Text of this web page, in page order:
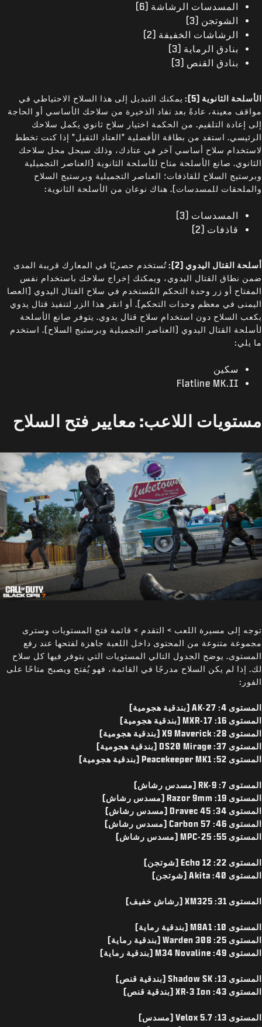
المسدسات الرشاشة (6)
الشوتجن (3)
الرشاشات الخفيفة (2)
بنادق الرماية (3)
بنادق القنص (3)
الأسلحة الثانوية (5):
يمكنك التبديل إلى هذا السلاح الاحتياطي في
مواقف معينة، عادةً بعد نفاد الذخيرة من سلاحك الأساسي أو الحاجة
إلى إعادة التلقيم. من الحكمة اختيار سلاح ثانوي يكمل سلاحك
الرئيسي. استفد من بطاقة الأفضلية "العتاد الثقيل" إذا كنت تخطط
لاستخدام سلاح أساسي آخر في عتادك، وذلك سيحل محل سلاحك
الثانوي. صانع الأسلحة متاح للأسلحة الثانوية (العناصر التجميلية
وبرستيج السلاح للقاذفات؛ العناصر التجميلية وبرستيج السلاح
والملحقات للمسدسات). هناك نوعان من الأسلحة الثانوية:
المسدسات (3)
قاذفات (2)
أسلحة القتال اليدوي (2):
تُستخدم حصريًا في المعارك قريبة المدى
ضمن نطاق القتال اليدوي، ويمكنك إخراج سلاحك باستخدام نفس
المفتاح أو زر وحدة التحكم المُستخدم في سلاح القتال اليدوي (العصا
اليمنى في معظم وحدات التحكم). أو انقر هذا الزر لتنفيذ قتال يدوي
بكعب السلاح دون استخدام سلاح قتال يدوي. يتوفر صانع الأسلحة
لأسلحة القتال اليدوي (العناصر التجميلية وبرستيج السلاح). استخدم
ما يلي:
سكين
Flatline MK.II
مستويات اللاعب: معايير فتح السلاح
توجه إلى مسيرة اللعب > التقدم > قائمة فتح المستويات وسترى
مجموعة متنوعة من المحتوى داخل اللعبة جاهزة لفتحها عند رفع
المستوى. يوضح الجدول التالي المستويات التي يتوفر فيها كل سلاح
لك. إذا لم يكن السلاح مدرجًا في القائمة، فهو يُفتح ويصبح متاحًا على
الفور:
المستوى 4: AK-27 (بندقية هجومية)
المستوى 16: MXR-17 (بندقية هجومية)
المستوى 28: X9 Maverick (بندقية هجومية)
المستوى 37: DS20 Mirage (بندقية هجومية)
المستوى 52: Peacekeeper MK1 (بندقية هجومية)
المستوى 7: RK-9 (مسدس رشاش)
المستوى 19: Razor 9mm (مسدس رشاش)
المستوى 34: Dravec 45 (مسدس رشاش)
المستوى 46: Carbon 57 (مسدس رشاش)
المستوى 55: MPC-25 (مسدس رشاش)
المستوى 22: Echo 12 (شوتجن)
المستوى 40: Akita (شوتجن)
المستوى 31: XM325 (رشاش خفيف)
المستوى 10: M8A1 (بندقية رماية)
المستوى 25: Warden 308 (بندقية رماية)
المستوى 49: M34 Novaline (بندقية رماية)
المستوى 13: Shadow SK (بندقية قنص)
المستوى 43: XR-3 Ion (بندقية قنص)
المستوى 13: Velox 5.7 (مسدس)